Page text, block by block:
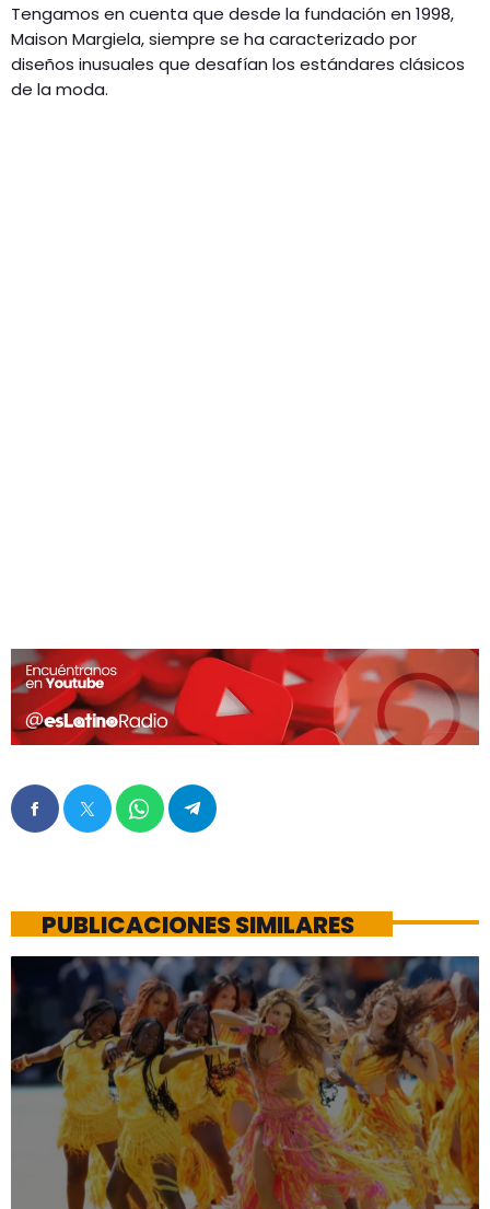
Tengamos en cuenta que desde la fundación en 1998,
Maison Margiela, siempre se ha caracterizado por
diseños inusuales que desafían los estándares clásicos
de la moda.
PUBLICACIONES SIMILARES